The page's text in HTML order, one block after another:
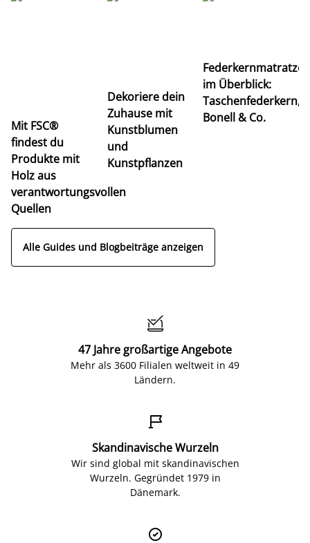
Mit FSC®
findest du
Produkte mit
Holz aus
verantwortungsvollen
Quellen
Dekoriere dein
Zuhause mit
Kunstblumen
und
Kunstpflanzen
im Überblick:
Taschenfederkern,
Bonell & Co.
Alle Guides und Blogbeiträge anzeigen

47 Jahre großartige Angebote
Mehr als 3600 Filialen weltweit in 49
Ländern.

Skandinavische Wurzeln
Wir sind global mit skandinavischen
Wurzeln. Gegründet 1979 in
Dänemark.
